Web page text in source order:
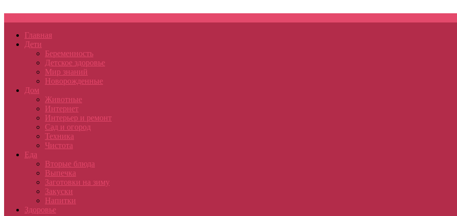
Главная
Дети
Беременность
Детское здоровье
Мир знаний
Новорожденные
Дом
Животные
Интернет
Интерьер и ремонт
Сад и огород
Техника
Чистота
Еда
Вторые блюда
Выпечка
Заготовки на зиму
Закуски
Напитки
Здоровье